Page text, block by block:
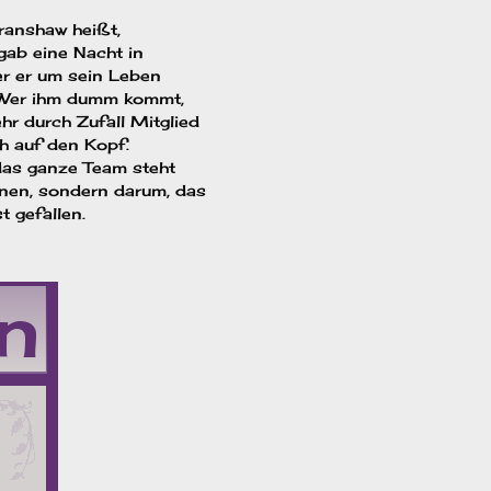
heißt,
eine Nacht in
er um sein Leben
ihm dumm kommt,
durch Zufall Mitglied
auf den Kopf.
ganze Team steht
sondern darum, das
gefallen.